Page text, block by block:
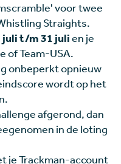
voor twee
Straights.
juli t/m 31 julien je
of Team-USA.
onbeperkt opnieuw
wordt op het
afgerond, dan
in de loting
je Trackman-account